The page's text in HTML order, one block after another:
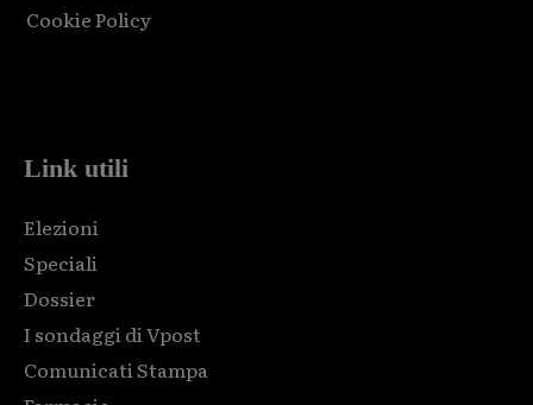
Cookie Policy
Link utili
Elezioni
Speciali
Dossier
I sondaggi di Vpost
Comunicati Stampa